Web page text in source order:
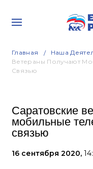
Главная Наша
Ветераны Получают
Связью
Саратовские
мобильные
связью
16 сентября 2020,